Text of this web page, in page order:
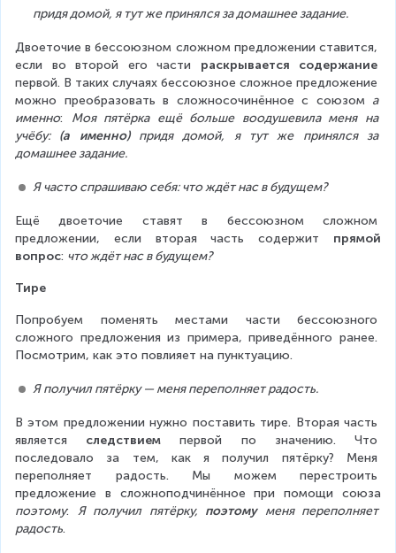
придя домой, я тут же принялся за домашнее задание.
Двоеточие в бессоюзном сложном предложении ставится,
если во второй его части раскрывается содержание
первой. В таких случаях бессоюзное сложное предложение
можно преобразовать в сложносочинённое с союзом а
именно: Моя пятёрка ещё больше воодушевила меня на
учёбу: (а именно) придя домой, я тут же принялся за
домашнее задание.
Я часто спрашиваю себя: что ждёт нас в будущем?
Ещё двоеточие ставят в бессоюзном сложном
предложении, если вторая часть содержит прямой
вопрос: что ждёт нас в будущем?
Тире
Попробуем поменять местами части бессоюзного
сложного предложения из примера, приведённого ранее.
Посмотрим, как это повлияет на пунктуацию.
Я получил пятёрку — меня переполняет радость.
В этом предложении нужно поставить тире. Вторая часть
является следствием первой по значению. Что
последовало за тем, как я получил пятёрку? Меня
переполняет радость. Мы можем перестроить
предложение в сложноподчинённое при помощи союза
поэтому: Я получил пятёрку, поэтому меня переполняет
радость.